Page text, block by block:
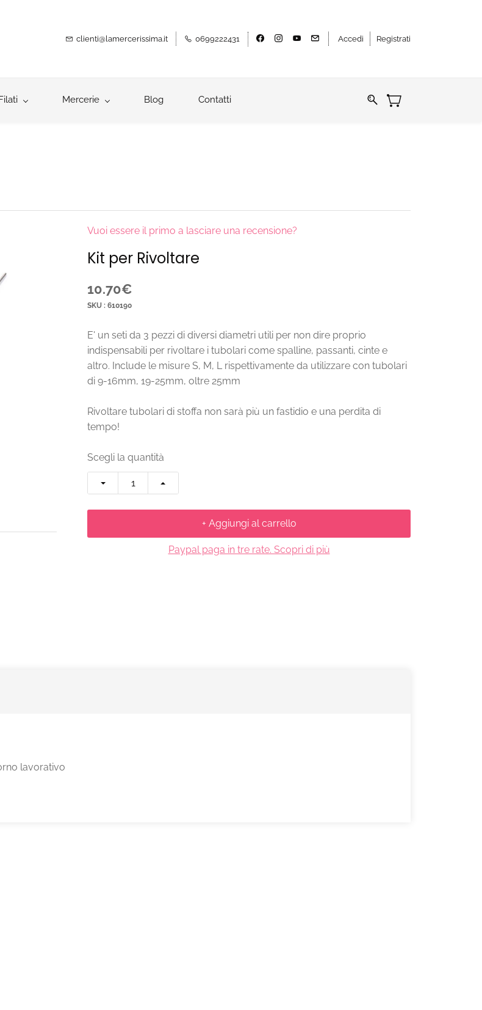
clienti@lamercerissima.it 0699222431 Accedi Registrati
Mercerie Blog Contatti
Vuoi essere il primo a lasciare una recensione?
Kit per Rivoltare
10.70€
SKU : 610190
E' un seti da 3 pezzi di diversi diametri utili per non dire proprio
indispensabili per rivoltare i tubolari come spalline, passanti, cinte e
altro. Include le misure S, M, L rispettivamente da utilizzare con tubolari
di 9-16mm, 19-25mm, oltre 25mm
Rivoltare tubolari di stoffa non sarà più un fastidio e una perdita di
tempo!
Scegli la quantità
+ Aggiungi al carrello
Paypal paga in tre rate. Scopri di più
lavorativo